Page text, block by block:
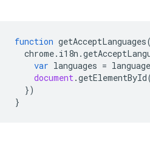
function getAcceptLanguages
chrome. i18n .
var languages =
document.getElementById
})
}